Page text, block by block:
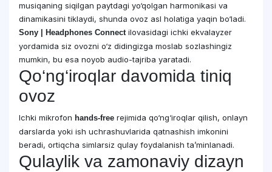
musiqaning siqilgan paytdagi yo‘qolgan harmonikasi va
dinamikasini tiklaydi, shunda ovoz asl holatiga yaqin bo‘ladi.
Sony | Headphones Connect ilovasidagi ichki ekvalayzer
yordamida siz ovozni o‘z didingizga moslab sozlashingiz
mumkin, bu esa noyob audio-tajriba yaratadi.
Qo‘ng‘iroqlar davomida tiniq
ovoz
Ichki mikrofon hands-free rejimida qo‘ng‘iroqlar qilish, onlayn
darslarda yoki ish uchrashuvlarida qatnashish imkonini
beradi, ortiqcha simlarsiz qulay foydalanish ta’minlanadi.
Qulaylik va zamonaviy dizayn